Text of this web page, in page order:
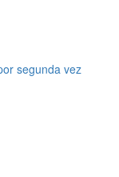
segunda vez